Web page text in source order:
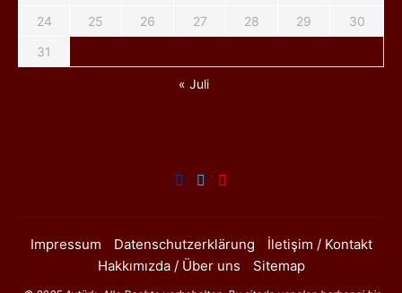
24
25 26 27 28 29
30
31
« Juli
Impressum Datenschutzerklärung
İletişim / Kontakt
Hakkımızda / Über uns
Sitemap